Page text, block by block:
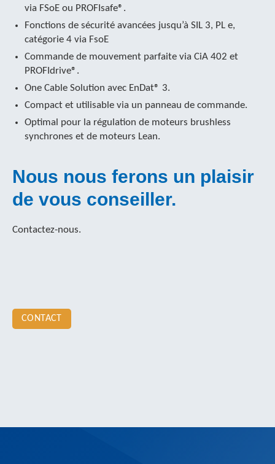
via FSoE ou PROFIsafe®.
Fonctions de sécurité avancées jusqu’à SIL 3, PL e,
catégorie 4 via FsoE
Commande de mouvement parfaite via CiA 402 et
PROFIdrive®.
One Cable Solution avec EnDat® 3.
Compact et utilisable via un panneau de commande.
Optimal pour la régulation de moteurs brushless
synchrones et de moteurs Lean.
Nous nous ferons un plaisir
de vous conseiller.
Contactez-nous.
CONTACT